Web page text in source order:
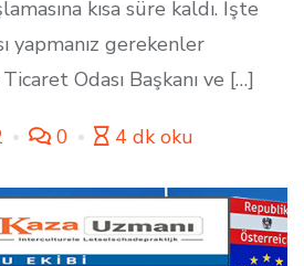
kısa süre kaldı. İşte
yapmanız gerekenler
Odası Başkanı ve […]
0 4 dk oku